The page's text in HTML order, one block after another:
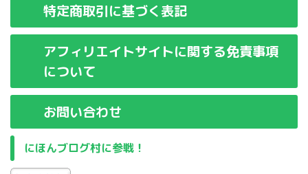
特定商取引に基づく表記
アフィリエイトサイトに関する免責事項
について
お問い合わせ
にほんブログ村に参戦！